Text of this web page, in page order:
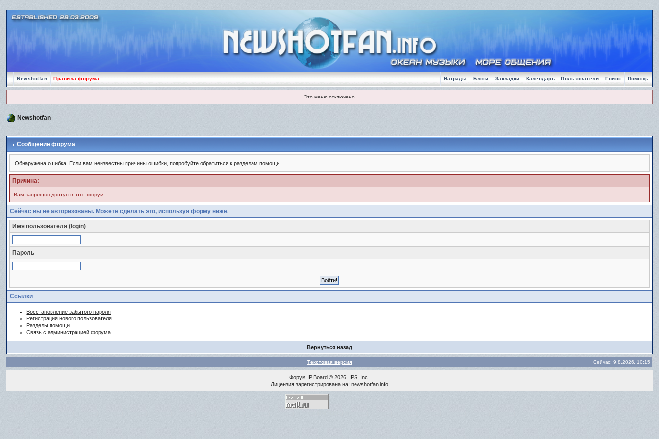
Newshotfan Правила форума Помощь
Поиск
Пользователи
Календарь
Закладки
Блоги
Награды
Это меню отключено
Newshotfan
Сообщение форума
Обнаружена ошибка. Если вам неизвестны причины ошибки, попробуйте обратиться кразделам помощи
Причина:
Вам запрещен доступ в этот форум
Сейчас вы не авторизованы. Можете сделать это, используя форму ниже.
Имя пользователя (login)
Пароль
Ссылки
Восстановление забытого пароля
Регистрация нового пользователя
Разделы помощи
Связь с администрацией форума
Вернуться назад
Текстовая версия Сейчас: 9.8.2026, 10:15
Форум IP.Board © 2026 IPS, Inc
Лицензия зарегистрирована на: newshotfan.info